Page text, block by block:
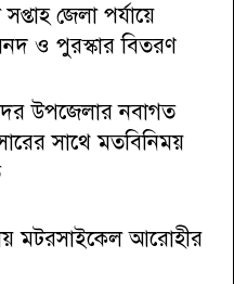
জেলা পর্যায়ে
ও পুরস্কার বিতরণ
উপজেলার নবাগত
সাথে মতবিনিময়
মটরসাইকেল আরোহীর